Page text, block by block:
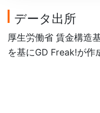
データ出所
厚生労働省 賃金構造
を基にGD Freak!が作